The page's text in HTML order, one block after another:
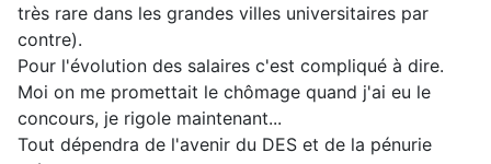
très rare dans les grandes villes universitaires par
contre).
Pour l'évolution des salaires c'est compliqué à dire.
Moi on me promettait le chômage quand j'ai eu le
concours, je rigole maintenant...
Tout dépendra de l'avenir du DES et de la pénurie